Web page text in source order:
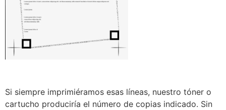
Si siempre imprimiéramos esas líneas, nuestro tóner o
cartucho produciría el número de copias indicado. Sin